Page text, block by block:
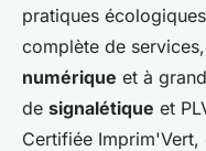
pratiques
complète de
numérique et à
de signalétique et
Certifiée